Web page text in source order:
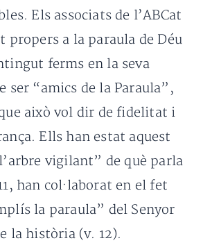
Els associats de l’ABCat
propers a la paraula de Déu
ferms en la seva
ser “amics de la Paraula”,
això vol dir de fidelitat i
Ells han estat aquest
vigilant” de què parla
han col·laborat en el fet
la paraula” del Senyor
la història (v. 12).